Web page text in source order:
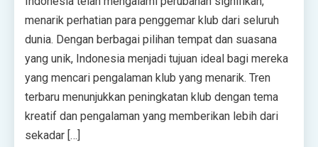
menarik perhatian para penggemar klub dari seluruh
dunia. Dengan berbagai pilihan tempat dan suasana
yang unik, Indonesia menjadi tujuan ideal bagi mereka
yang mencari pengalaman klub yang menarik. Tren
terbaru menunjukkan peningkatan klub dengan tema
kreatif dan pengalaman yang memberikan lebih dari
sekadar […]